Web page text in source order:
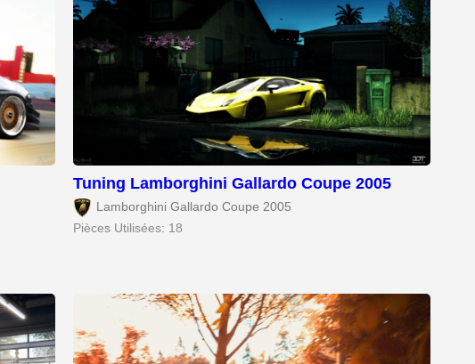
Tuning Lamborghini Gallardo Coupe 2005
Lamborghini Gallardo Coupe 2005
Pièces Utilisées: 18